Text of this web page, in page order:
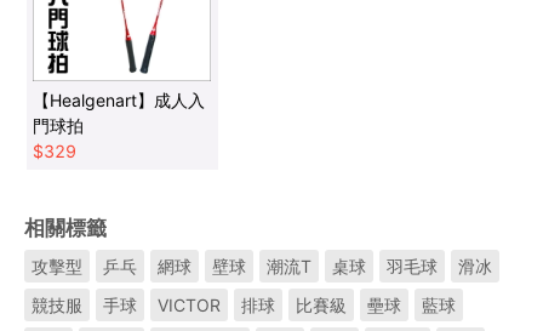
【Healgenart】成人入
門球拍
$329
相關標籤
攻擊型 乒乓 網球 壁球 潮流T 桌球 羽毛球
滑冰
競技服
手球 VICTOR 排球 比賽級 壘球 藍球